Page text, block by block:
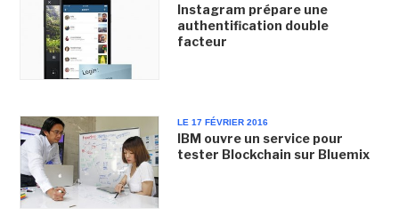
Instagram prépare une
authentification double
facteur
LE 17 FÉVRIER 2016
IBM ouvre un service pour
tester Blockchain sur Bluemix